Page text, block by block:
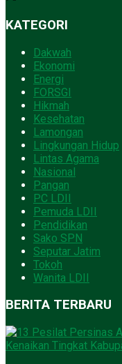
KATEGORI
Dakwah
Ekonomi
Energi
FORSGI
Hikmah
Kesehatan
Lamongan
Lingkungan Hidup
Lintas Agama
Nasional
Pangan
PC LDII
Pemuda LDII
Pendidikan
Sako SPN
Seputar Jatim
Tokoh
Wanita LDII
BERITA TERBARU